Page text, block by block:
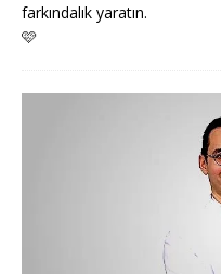
farkındalık yaratın.
🩷